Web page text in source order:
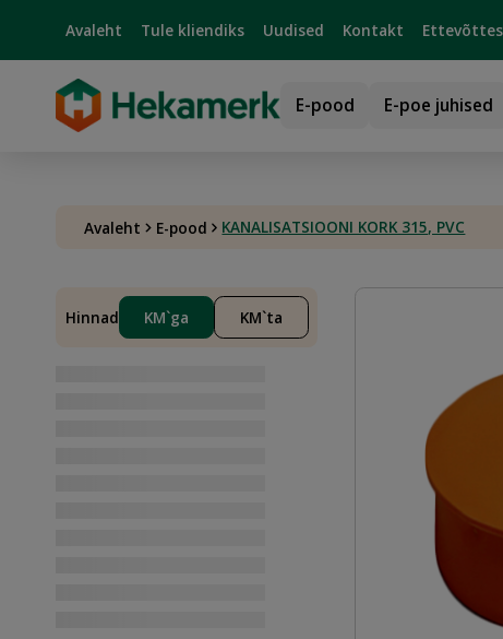
Avaleht Tule kliendiks Uudised Kontakt
E-pood E-poe juhised
Avaleht E-pood KANALISATSIOONI KORK 315, PVC
Hinnad KM`ga KM`ta